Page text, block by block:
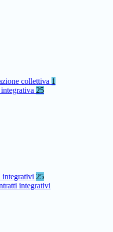
collettiva 1
25
integrativi 25
integrativi